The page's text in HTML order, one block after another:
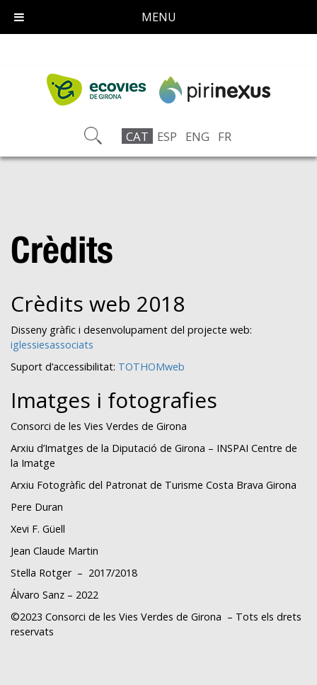
CAT ESP ENG FR
Crèdits
Crèdits web 2018
Disseny gràfic i desenvolupament del projecte web:
iglessiesassociats
Suport d’accessibilitat: TOTHOMweb
Imatges i fotografies
Consorci de les Vies Verdes de Girona
Arxiu d’Imatges de la Diputació de Girona – INSPAI Centre de
la Imatge
Arxiu Fotogràfic del Patronat de Turisme Costa Brava Girona
Pere Duran
Xevi F. Güell
Jean Claude Martin
Stella Rotger – 2017/2018
Álvaro Sanz – 2022
©2023 Consorci de les Vies Verdes de Girona – Tots els drets
reservats
MENU